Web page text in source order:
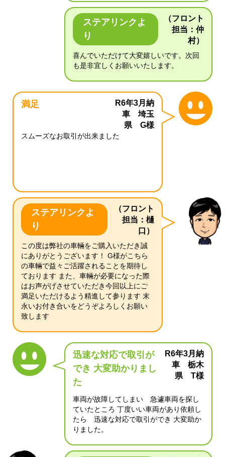
ステアリンクよ
り
（フロント
担当：仲
村）
喜んでいただけて大変嬉しいです。次回
も是非宜しくお願いいたします。
満足
R6年3月納
車 埼玉
県 G様
スムーズなお取引が出来ました
ステアリンクよ
り
（フロント
担当：樋
口）
この度は弊社の車輛をご購入いただき誠
にありがとうございます！ G様がこちら
の車輛で益々ご活躍されることを期待し
ております また、車輛が必要になった際
はお声がげさせていただき今回以上にご
満足いただけるよう精進して参ります 末
永いお付き合いをどうぞよろしくお願い
致します
迅速な対応で取引が
でき 大変助かりまし
た
R6年3月納
車 栃木
県 T様
車両が故障してしまい 急遽車両を探し
ていたところ 丁度いい車両があり依頼し
たら 迅速な対応で取引ができ 大変助か
りました。